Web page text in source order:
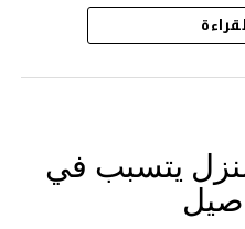
الأمن الوطني بحي
محاصرة المشتبه به
التحقيق في خصوص
يتسبب في